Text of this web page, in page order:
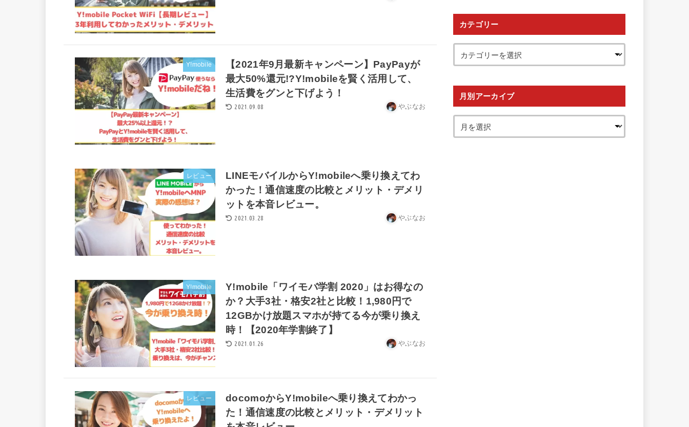
Y!mobile
【2021年9月最新キャンペーン】PayPayが
最大50%還元!?Y!mobileを賢く活用して、
生活費をグンと下げよう！
2021.09.08 やぶなお
レビュー
LINEモバイルからY!mobileへ乗り換えてわ
かった！通信速度の比較とメリット・デメリ
ットを本音レビュー。
2021.03.28 やぶなお
Y!mobile
Y!mobile「ワイモバ学割 2020」はお得なの
か？大手3社・格安2社と比較！1,980円で
12GBかけ放題スマホが持てる今が乗り換え
時！【2020年学割終了】
2021.01.26 やぶなお
レビュー
docomoからY!mobileへ乗り換えてわかっ
た！通信速度の比較とメリット・デメリット
カテゴリー
月別アーカイブ